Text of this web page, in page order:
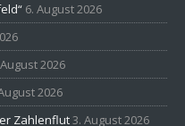
6. August 2026
2026
2026
Zahlenflut3. August 2026